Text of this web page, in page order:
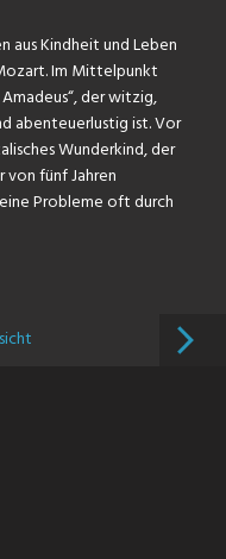
aus Kindheit und Leben
Im Mittelpunkt
der witzig,
abenteuerlustig ist. Vor
Wunderkind, der
von fünf Jahren
Probleme oft durch